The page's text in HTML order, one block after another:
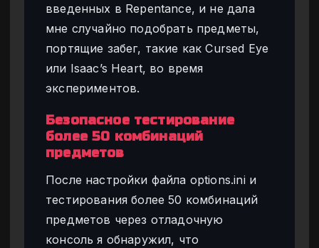
введенных в Repentance, и не дала
мне случайно подобрать предметы,
портящие забег, такие как Cursed Eye
или Isaac’s Heart, во время
экспериментов.
Безопасное тестирование
более 50 комбинаций
предметов
После настройки файла options.ini и
тестирования более 50 комбинаций
предметов через отладочную
консоль я обнаружил, что